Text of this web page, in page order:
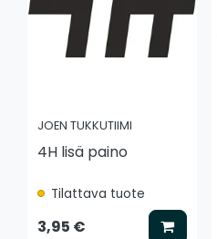
JOEN TUKKUTIIMI
4H lisä paino
Tilattava tuote
3,95 €